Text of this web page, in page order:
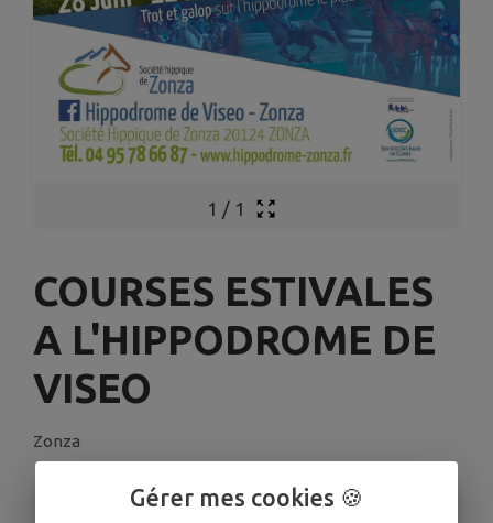
1 / 1
COURSES ESTIVALES
A L'HIPPODROME DE
VISEO
Zonza
INFORMATIONS PRATIQUES
Gérer mes cookies 🍪